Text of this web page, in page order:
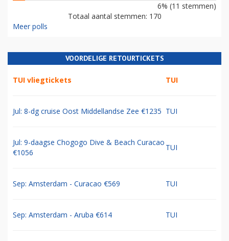
6% (11 stemmen)
Totaal aantal stemmen: 170
Meer polls
VOORDELIGE RETOURTICKETS
TUI vliegtickets TUI
Jul: 8-dg cruise Oost Middellandse Zee €1235 TUI
Jul: 9-daagse Chogogo Dive & Beach Curacao
€1056
TUI
Sep: Amsterdam - Curacao €569 TUI
Sep: Amsterdam - Aruba €614 TUI